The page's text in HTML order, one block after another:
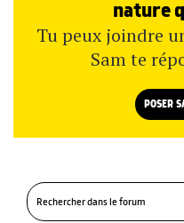
nature
Tu peux joindre
Sam te
POSER